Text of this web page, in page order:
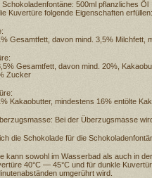
500ml pflanzliches Öl
Kuvertüre folgende Eigenschaften erfüllen:
Gesamtfett, davon mind. 3,5%
Gesamtfett, davon mind. 20%,
Zucker
Kakaobutter, mindestens 16% entölte
Bei der Überzugsmasse
die Schokolade für die
kann sowohl im Wasserbad als auch in
40°C — 45°C und für dunkle
umgerührt wird.